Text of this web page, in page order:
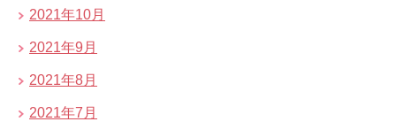
2021年10月
2021年9月
2021年8月
2021年7月